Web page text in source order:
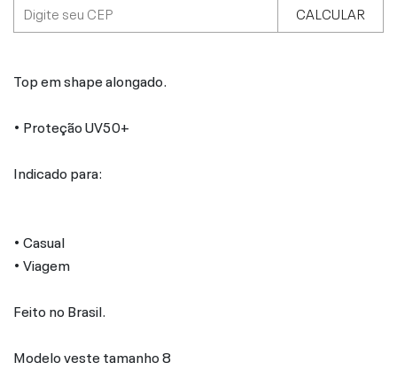
CALCULAR
Top em shape alongado.
• Proteção UV50+
Indicado para:
• Casual
• Viagem
Feito no Brasil.
Modelo veste tamanho 8